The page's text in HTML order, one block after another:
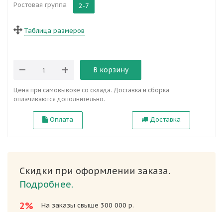
Ростовая группа 2-7
Таблица размеров
В корзину
Цена при самовывозе со склада. Доставка и сборка
оплачиваются дополнительно.
Оплата Доставка
Скидки при оформлении заказа.
Подробнее.
2%
На заказы свыше 300 000 р.